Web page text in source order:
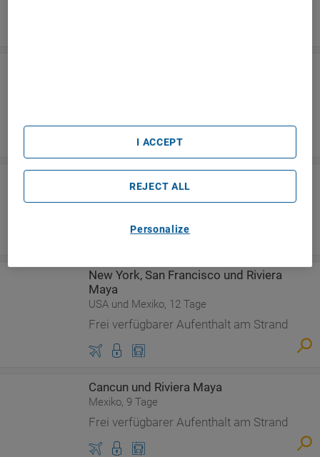
USA und Mexiko, 11 Tage
New York, San Francisco und Riviera
Maya
USA und Mexiko, 12 Tage
Frei verfügbarer Aufenthalt am Strand
Cancun und Riviera Maya
Mexiko, 9 Tage
Frei verfügbarer Aufenthalt am Strand
Personalize
REJECT ALL
I ACCEPT